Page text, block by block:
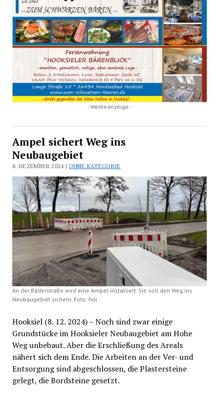
- Werbeanzeige -
Ampel sichert Weg ins
Neubaugebiet
8. DEZEMBER 2024 | OHNE KATEGORIE
An der Bäderstraße wird eine Ampel installiert. Sie soll den Weg ins
Neubaugebiet sichern. Foto: hol
Hooksiel (8. 12. 2024) – Noch sind zwar einige
Grundstücke im Hooksieler Neubaugebiet am Hohe
Weg unbebaut. Aber die Erschließung des Areals
nähert sich dem Ende. Die Arbeiten an der Ver- und
Entsorgung sind abgeschlossen, die Plastersteine
gelegt, die Bordsteine gesetzt.